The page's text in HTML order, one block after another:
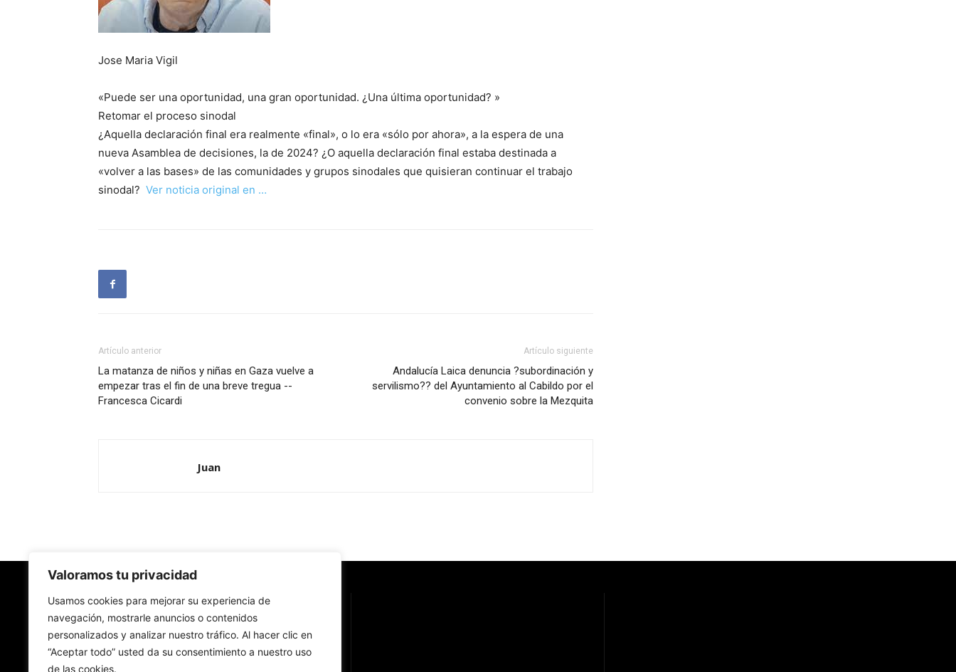
Valoramos tu privacidad
Usamos cookies para mejorar su experiencia de
navegación, mostrarle anuncios o contenidos
personalizados y analizar nuestro tráfico. Al hacer clic en
“Aceptar todo” usted da su consentimiento a nuestro uso
de las cookies.
Jose Maria Vigil
«Puede ser una oportunidad, una gran oportunidad. ¿Una última oportunidad? »
Retomar el proceso sinodal
¿Aquella declaración final era realmente «final», o lo era «sólo por ahora», a la espera de una
nueva Asamblea de decisiones, la de 2024? ¿O aquella declaración final estaba destinada a
«volver a las bases» de las comunidades y grupos sinodales que quisieran continuar el trabajo
sinodal? Ver noticia original en …
Artículo anterior
La matanza de niños y niñas en Gaza vuelve a
empezar tras el fin de una breve tregua --
Francesca Cicardi
Artículo siguiente
Andalucía Laica denuncia ?subordinación y
servilismo?? del Ayuntamiento al Cabildo por el
convenio sobre la Mezquita
Juan
Redes Cristianas
Una mirada alternativa sobre la Iglesia católica y la